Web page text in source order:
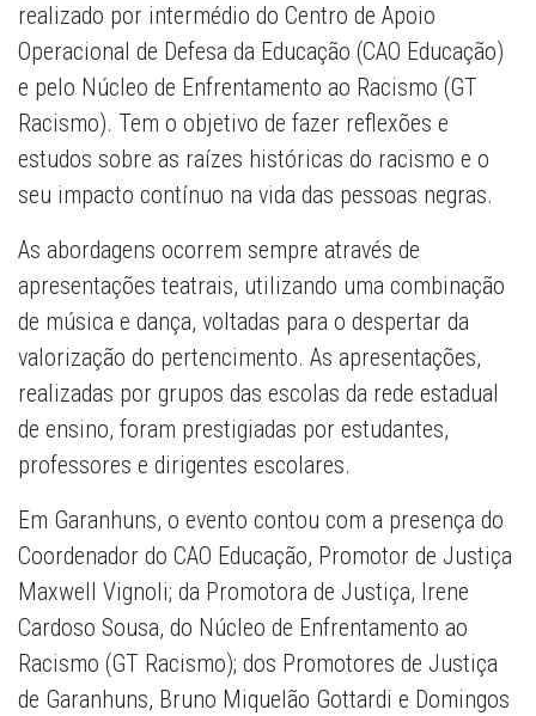
realizado por intermédio do Centro de Apoio
Operacional de Defesa da Educação (CAO Educação)
e pelo Núcleo de Enfrentamento ao Racismo (GT
Racismo). Tem o objetivo de fazer reflexões e
estudos sobre as raízes históricas do racismo e o
seu impacto contínuo na vida das pessoas negras.
As abordagens ocorrem sempre através de
apresentações teatrais, utilizando uma combinação
de música e dança, voltadas para o despertar da
valorização do pertencimento. As apresentações,
realizadas por grupos das escolas da rede estadual
de ensino, foram prestigiadas por estudantes,
professores e dirigentes escolares.
Em Garanhuns, o evento contou com a presença do
Coordenador do CAO Educação, Promotor de Justiça
Maxwell Vignoli; da Promotora de Justiça, Irene
Cardoso Sousa, do Núcleo de Enfrentamento ao
Racismo (GT Racismo); dos Promotores de Justiça
de Garanhuns, Bruno Miquelão Gottardi e Domingos